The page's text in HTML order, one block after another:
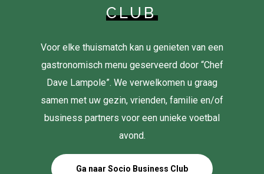
CLUB
Voor elke thuismatch kan u genieten van een
gastronomisch menu geserveerd door “Chef
Dave Lampole”. We verwelkomen u graag
samen met uw gezin, vrienden, familie en/of
business partners voor een unieke voetbal
avond.
Ga naar Socio Business Club